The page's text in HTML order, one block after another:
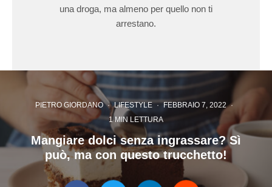
una droga, ma almeno per quello non ti
arrestano.
PIETRO GIORDANO · LIFESTYLE · FEBBRAIO 7, 2022 ·
1 MIN LETTURA
Mangiare dolci senza ingrassare? Sì
può, ma con questo trucchetto!